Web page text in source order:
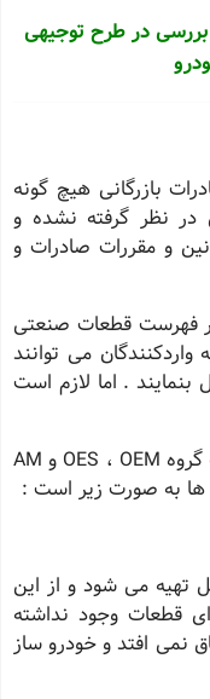
در طرح توجیهی
بازرگانی هیچ گونه
در نظر گرفته نشده و
و مقررات صادرات و
فهرست قطعات صنعتی
می توانند
. اما لازم است
الف- بازار قطعات خودرو در کشور به سه گروه OES ، OEM و AM
ها به صورت زیر است :
تهیه می شود و از این
قطعات وجود نداشته
نمی افتد و خودرو ساز